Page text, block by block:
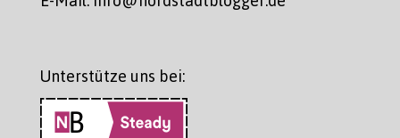
Unterstütze uns bei: